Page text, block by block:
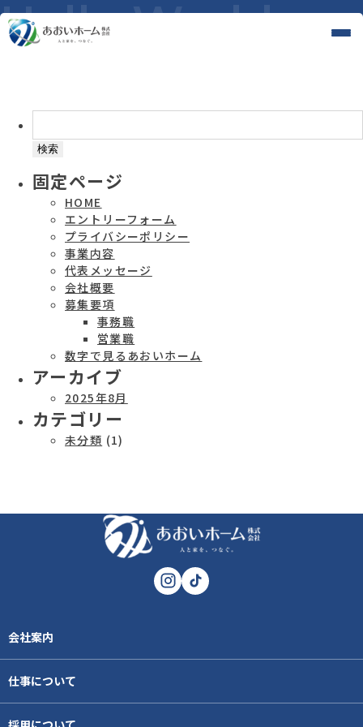
Hello world!
索:
固定ページ
HOME
エントリーフォーム
プライバシーポリシー
事業内容
代表メッセージ
会社概要
募集要項
事務職
営業職
数字で見るあおいホーム
アーカイブ
2025年8月
カテゴリー
未分類 (1)
会社案内
仕事について